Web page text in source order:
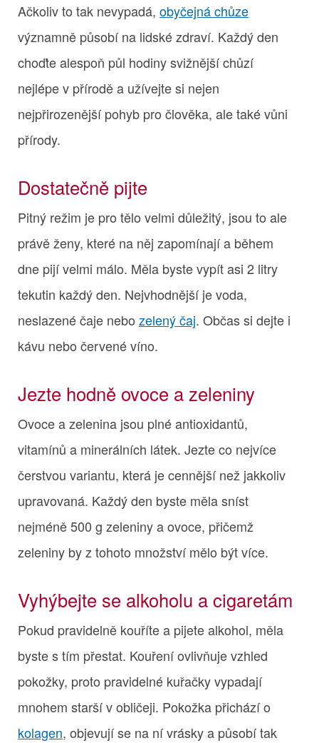
Ačkoliv to tak nevypadá, obyčejná chůze
významně působí na lidské zdraví. Každý den
choďte alespoň půl hodiny svižnější chůzí
nejlépe v přírodě a užívejte si nejen
nejpřirozenější pohyb pro člověka, ale také vůni
přírody.
Dostatečně pijte
Pitný režim je pro tělo velmi důležitý, jsou to ale
právě ženy, které na něj zapomínají a během
dne pijí velmi málo. Měla byste vypít asi 2 litry
tekutin každý den. Nejvhodnější je voda,
neslazené čaje nebo zelený čaj. Občas si dejte i
kávu nebo červené víno.
Jezte hodně ovoce a zeleniny
Ovoce a zelenina jsou plné antioxidantů,
vitamínů a minerálních látek. Jezte co nejvíce
čerstvou variantu, která je cennější než jakkoliv
upravovaná. Každý den byste měla sníst
nejméně 500 g zeleniny a ovoce, přičemž
zeleniny by z tohoto množství mělo být více.
Vyhýbejte se alkoholu a cigaretám
Pokud pravidelně kouříte a pijete alkohol, měla
byste s tím přestat. Kouření ovlivňuje vzhled
pokožky, proto pravidelné kuřačky vypadají
mnohem starší v obličeji. Pokožka přichází o
kolagen, objevují se na ní vrásky a působí tak